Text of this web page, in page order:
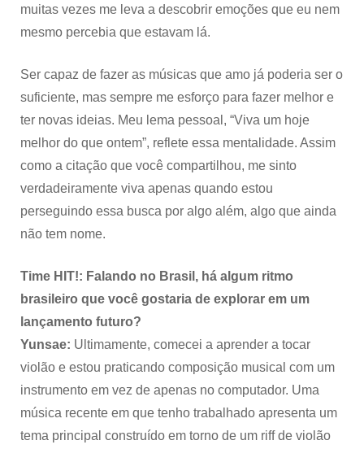
muitas vezes me leva a descobrir emoções que eu nem
mesmo percebia que estavam lá.
Ser capaz de fazer as músicas que amo já poderia ser o
suficiente, mas sempre me esforço para fazer melhor e
ter novas ideias. Meu lema pessoal, “Viva um hoje
melhor do que ontem”, reflete essa mentalidade. Assim
como a citação que você compartilhou, me sinto
verdadeiramente viva apenas quando estou
perseguindo essa busca por algo além, algo que ainda
não tem nome.
Time HIT!: Falando no Brasil, há algum ritmo
brasileiro que você gostaria de explorar em um
lançamento futuro?
Yunsae: Ultimamente, comecei a aprender a tocar
violão e estou praticando composição musical com um
instrumento em vez de apenas no computador. Uma
música recente em que tenho trabalhado apresenta um
tema principal construído em torno de um riff de violão